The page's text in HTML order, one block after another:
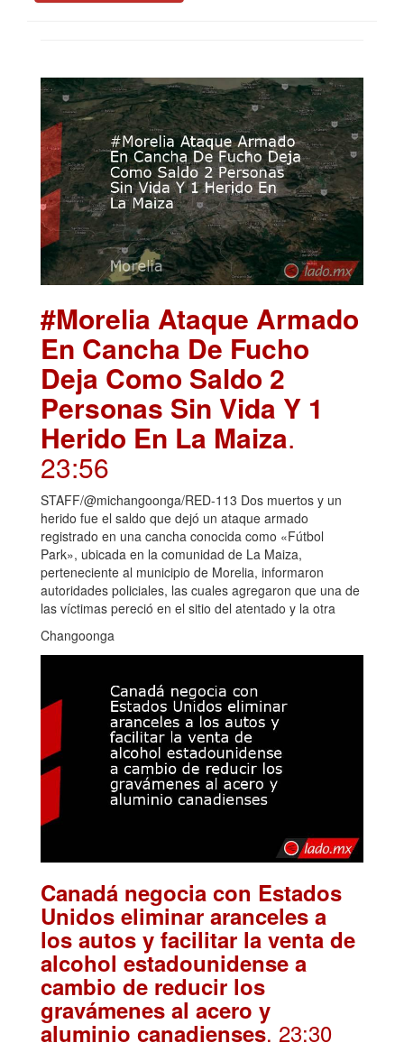
#Morelia Ataque Armado
En Cancha De Fucho
Deja Como Saldo 2
Personas Sin Vida Y 1
Herido En La Maiza.
23:56
STAFF/@michangoonga/RED-113 Dos muertos y un
herido fue el saldo que dejó un ataque armado
registrado en una cancha conocida como «Fútbol
Park», ubicada en la comunidad de La Maiza,
perteneciente al municipio de Morelia, informaron
autoridades policiales, las cuales agregaron que una de
las víctimas pereció en el sitio del atentado y la otra
Changoonga
Canadá negocia con Estados
Unidos eliminar aranceles a
los autos y facilitar la venta de
alcohol estadounidense a
cambio de reducir los
gravámenes al acero y
aluminio canadienses. 23:30